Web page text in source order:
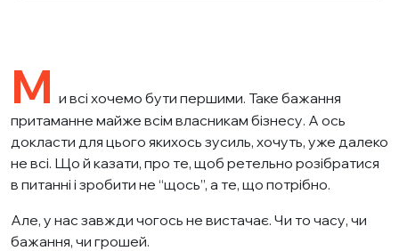
М и всі хочемо бути першими. Таке бажання
притаманне майже всім власникам бізнесу. А ось
докласти для цього якихось зусиль, хочуть, уже далеко
не всі. Що й казати, про те, щоб ретельно розібратися
в питанні і зробити не “щось”, а те, що потрібно.
Але, у нас завжди чогось не вистачає. Чи то часу, чи
бажання, чи грошей.